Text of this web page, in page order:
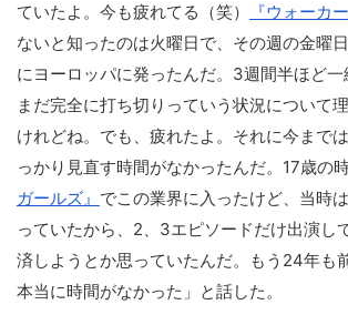
ていたよ。今も疲れてる（笑）
『ウォーカー
ないと知ったのは火曜日で、その週の金曜
にヨーロッパに発ったんだ。3週間半ほど一
まだ完全に打ち切りっていう状況について
けれどね。でも、疲れたよ。それに今まで
っかり見直す時間がなかったんだ。17歳の
ガールズ』 でこの業界に入ったけど、当時
っていたから、2、3エピソードだけ出演し
済しようとか思っていたんだ。もう24年も
本当に時間がなかった」と話した。